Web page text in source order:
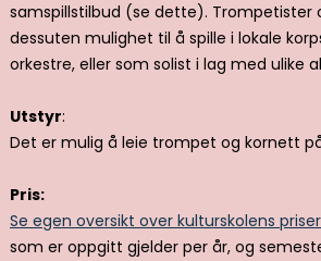
samspillstilbud (se dette). Trompetister
dessuten mulighet til å spille i lokale
orkestre, eller som solist i lag med ulike
Utstyr:
Det er mulig å leie trompet og kornett
Pris:
Se egen oversikt over kulturskolens
som er oppgitt gjelder per år, og